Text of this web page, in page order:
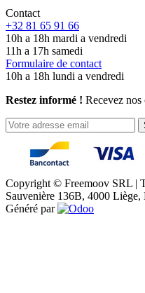
Contact
+32 81 65 91 66
10h a 18h mardi a vendredi
11h a 17h samedi
Formulaire de contact
10h a 18h lundi a vendredi
Restez informé ! Recevez nos
Copyright © Freemoov SRL |
Sauvenière 136B, 4000 Liège,
Généré par